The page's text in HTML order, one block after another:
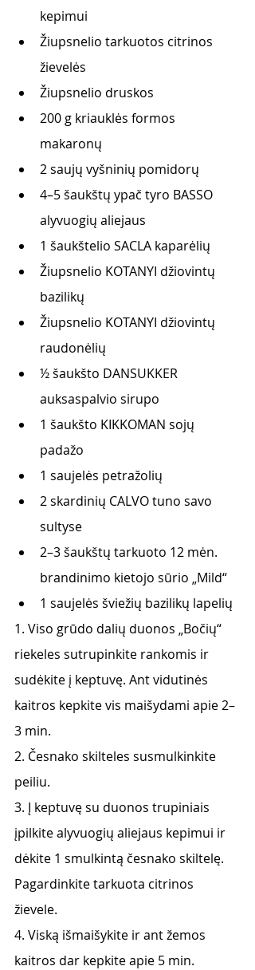
kepimui
Žiupsnelio tarkuotos citrinos
žievelės
Žiupsnelio druskos
200 g kriauklės formos
makaronų
2 saujų vyšninių pomidorų
4–5 šaukštų ypač tyro BASSO
alyvuogių aliejaus
1 šaukštelio SACLA kaparėlių
Žiupsnelio KOTANYI džiovintų
bazilikų
Žiupsnelio KOTANYI džiovintų
raudonėlių
½ šaukšto DANSUKKER
auksaspalvio sirupo
1 šaukšto KIKKOMAN sojų
padažo
1 saujelės petražolių
2 skardinių CALVO tuno savo
sultyse
2–3 šaukštų tarkuoto 12 mėn.
brandinimo kietojo sūrio „Mild“
1 saujelės šviežių bazilikų lapelių
1. Viso grūdo dalių duonos „Bočių“
riekeles sutrupinkite rankomis ir
sudėkite į keptuvę. Ant vidutinės
kaitros kepkite vis maišydami apie 2–
3 min.
2. Česnako skilteles susmulkinkite
peiliu.
3. Į keptuvę su duonos trupiniais
įpilkite alyvuogių aliejaus kepimui ir
dėkite 1 smulkintą česnako skiltelę.
Pagardinkite tarkuota citrinos
žievele.
4. Viską išmaišykite ir ant žemos
kaitros dar kepkite apie 5 min.